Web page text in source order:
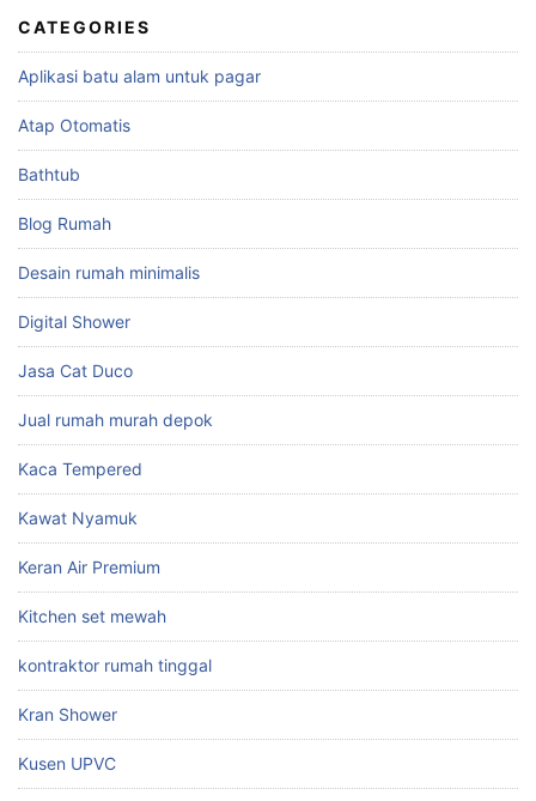
CATEGORIES
Aplikasi batu alam untuk pagar
Atap Otomatis
Bathtub
Blog Rumah
Desain rumah minimalis
Digital Shower
Jasa Cat Duco
Jual rumah murah depok
Kaca Tempered
Kawat Nyamuk
Keran Air Premium
Kitchen set mewah
kontraktor rumah tinggal
Kran Shower
Kusen UPVC